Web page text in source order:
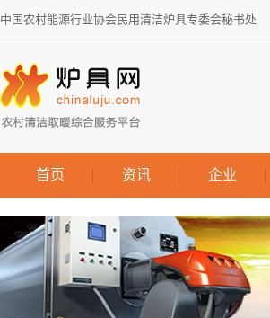
中国农村能源行业协会民用清洁炉具专委会秘书处
首页 资讯 企业